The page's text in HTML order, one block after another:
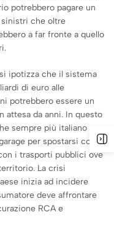
potrebbero pagare un
che oltre
a far fronte a quello
ipotizza che il sistema
di euro alle
potrebbero essere un
attesa da anni. In questo
sempre più italiano
per spostarsi con
i trasporti pubblici ove
La crisi
inizia ad incidere
deve affrontare
RCA e